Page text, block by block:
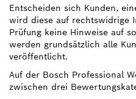
Entscheiden sich Kunden,
wird diese auf rechtswidrige
Prüfung keine Hinweise auf
werden grundsätzlich alle
veröffentlicht.
Auf der Bosch Professional
zwischen drei